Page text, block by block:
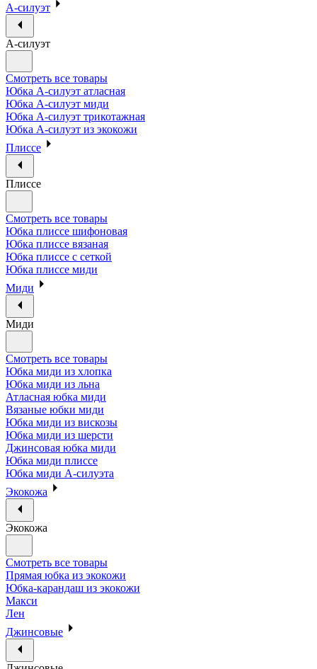
А-силуэт
А-силуэт
Смотреть все товары
Юбка А-силуэт атласная
Юбка А-силуэт миди
Юбка А-силуэт трикотажная
Юбка А-силуэт из экокожи
Плиссе
Плиссе
Смотреть все товары
Юбка плиссе шифоновая
Юбка плиссе вязаная
Юбка плиссе с сеткой
Юбка плиссе миди
Миди
Миди
Смотреть все товары
Юбка миди из хлопка
Юбка миди из льна
Атласная юбка миди
Вязаные юбки миди
Юбка миди из вискозы
Юбка миди из шерсти
Джинсовая юбка миди
Юбка миди плиссе
Юбка миди А-силуэта
Экокожа
Экокожа
Смотреть все товары
Прямая юбка из экокожи
Юбка-карандаш из экокожи
Макси
Лен
Джинсовые